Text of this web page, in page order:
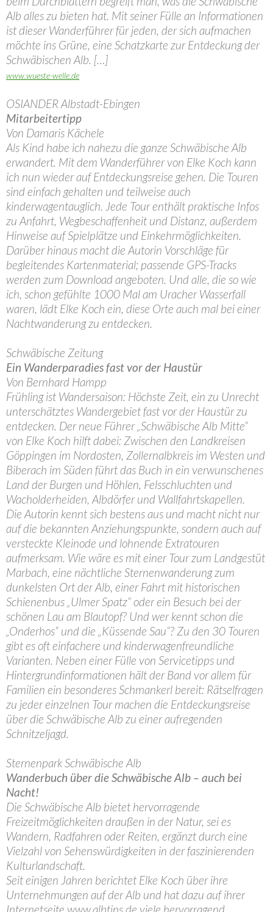
Alb alles zu bieten hat. Mit seiner Fülle an Informationen
ist dieser Wanderführer für jeden, der sich aufmachen
möchte ins Grüne, eine Schatzkarte zur Entdeckung der
Schwäbischen Alb. […]
www.wueste-welle.de
OSIANDER Albstadt-Ebingen
Mitarbeitertipp
Von Damaris Kächele
Als Kind habe ich nahezu die ganze Schwäbische Alb
erwandert. Mit dem Wanderführer von Elke Koch kann
ich nun wieder auf Entdeckungsreise gehen. Die Touren
sind einfach gehalten und teilweise auch
kinderwagentauglich. Jede Tour enthält praktische Infos
zu Anfahrt, Wegbeschaffenheit und Distanz, außerdem
Hinweise auf Spielplätze und Einkehrmöglichkeiten.
Darüber hinaus macht die Autorin Vorschläge für
begleitendes Kartenmaterial; passende GPS-Tracks
werden zum Download angeboten. Und alle, die so wie
ich, schon gefühlte 1000 Mal am Uracher Wasserfall
waren, lädt Elke Koch ein, diese Orte auch mal bei einer
Nachtwanderung zu entdecken.
Schwäbische Zeitung
Ein Wanderparadies fast vor der Haustür
Von Bernhard Hampp
Frühling ist Wandersaison: Höchste Zeit, ein zu Unrecht
unterschätztes Wandergebiet fast vor der Haustür zu
entdecken. Der neue Führer „Schwäbische Alb Mitte“
von Elke Koch hilft dabei: Zwischen den Landkreisen
Göppingen im Nordosten, Zollernalbkreis im Westen und
Biberach im Süden führt das Buch in ein verwunschenes
Land der Burgen und Höhlen, Felsschluchten und
Wacholderheiden, Albdörfer und Wallfahrtskapellen.
Die Autorin kennt sich bestens aus und macht nicht nur
auf die bekannten Anziehungspunkte, sondern auch auf
versteckte Kleinode und lohnende Extratouren
aufmerksam. Wie wäre es mit einer Tour zum Landgestüt
Marbach, eine nächtliche Sternenwanderung zum
dunkelsten Ort der Alb, einer Fahrt mit historischen
Schienenbus „Ulmer Spatz“ oder ein Besuch bei der
schönen Lau am Blautopf? Und wer kennt schon die
„Onderhos“ und die „Küssende Sau“? Zu den 30 Touren
gibt es oft einfachere und kinderwagenfreundliche
Varianten. Neben einer Fülle von Servicetipps und
Hintergrundinformationen hält der Band vor allem für
Familien ein besonderes Schmankerl bereit: Rätselfragen
zu jeder einzelnen Tour machen die Entdeckungsreise
über die Schwäbische Alb zu einer aufregenden
Schnitzeljagd.
Sternenpark Schwäbische Alb
Wanderbuch über die Schwäbische Alb – auch bei
Nacht!
Die Schwäbische Alb bietet hervorragende
Freizeitmöglichkeiten draußen in der Natur, sei es
Wandern, Radfahren oder Reiten, ergänzt durch eine
Vielzahl von Sehenswürdigkeiten in der faszinierenden
Kulturlandschaft.
Seit einigen Jahren berichtet Elke Koch über ihre
Unternehmungen auf der Alb und hat dazu auf ihrer